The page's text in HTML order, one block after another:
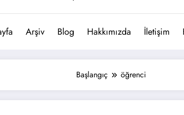
Arşiv Blog Hakkımızda İletişim
Başlangıç öğrenci